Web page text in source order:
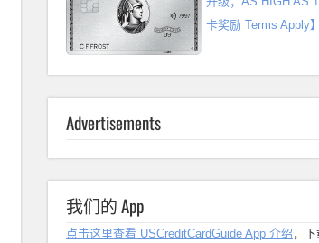
卡奖励 Terms Apply】
Advertisements
我们的 App
点击这里查看 USCreditCardGuide App 介绍 ，下